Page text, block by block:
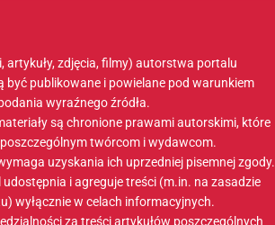
artykuły, zdjęcia, filmy) autorstwa portalu
być publikowane i powielane pod warunkiem
wyraźnego źródła.
są chronione prawami autorskimi, które
twórcom i wydawcom.
uzyskania ich uprzedniej pisemnej zgody.
i agreguje treści (m.in. na zasadzie
wyłącznie w celach informacyjnych.
za treści artykułów poszczególnych